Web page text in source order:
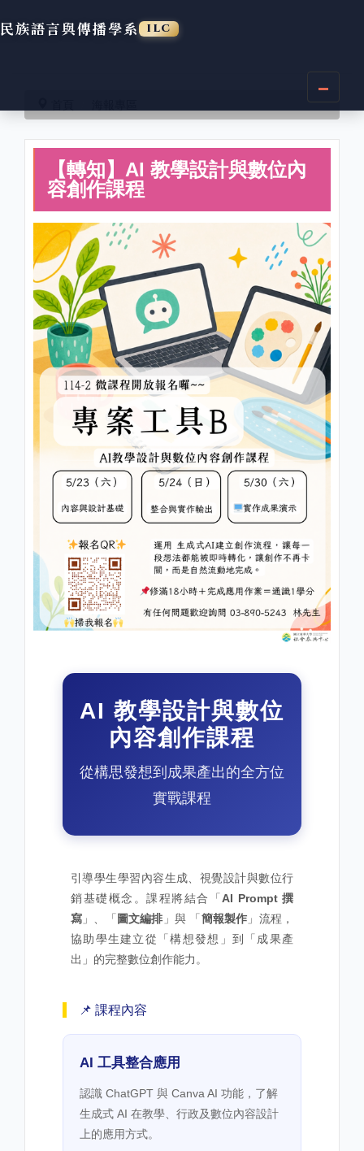
民族語言與傳播學系 ILC
【轉知】AI 教學設計與數位內
容創作課程
AI 教學設計與數位
內容創作課程
從構思發想到成果產出的全方位
實戰課程
引導學生學習內容生成、視覺設計與數位行
銷基礎概念。課程將結合「AI Prompt 撰
寫 」、「圖文編排 」與 「簡報製作 」流程，
協助學生建立從「構想發想」到「成果產
出」的完整數位創作能力。
📌 課程內容
AI 工具整合應用
認識 ChatGPT 與 Canva AI 功能，了解
生成式 AI 在教學、行政及數位內容設計
上的應用方式。